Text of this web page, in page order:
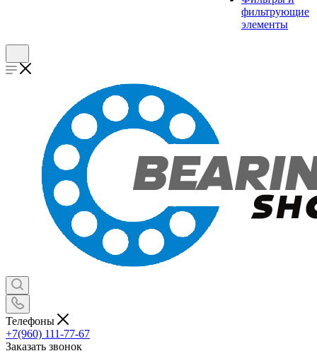
фильтрующие
элементы
Телефоны
+7(960) 111-77-67
Заказать звонок